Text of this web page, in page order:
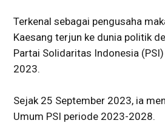
Terkenal sebagai pengusaha
Kaesang terjun ke dunia politik
Partai Solidaritas Indonesia
2023.
Sejak 25 September 2023, ia
Umum PSI periode 2023-2028.